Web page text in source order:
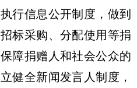
行信息公开制度，做到
标采购、分配使用等捐
障捐赠人和社会公众的
健全新闻发言人制度，